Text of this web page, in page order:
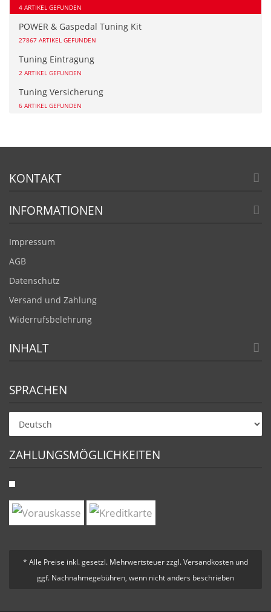
4 ARTIKEL GEFUNDEN
POWER & Gaspedal Tuning Kit
27867 ARTIKEL GEFUNDEN
Tuning Eintragung
2 ARTIKEL GEFUNDEN
Tuning Versicherung
6 ARTIKEL GEFUNDEN
KONTAKT
INFORMATIONEN
Impressum
AGB
Datenschutz
Versand und Zahlung
Widerrufsbelehrung
INHALT
SPRACHEN
ZAHLUNGSMÖGLICHKEITEN
* Alle Preise inkl. gesetzl. Mehrwertsteuer zzgl. Versandkosten und
ggf. Nachnahmegebühren, wenn nicht anders beschrieben